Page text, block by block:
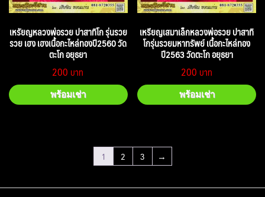
เหรัยญหลวงพ่อรวย ปาสาทิโก รุ่นรวย
รวย เฮง เฮงเนื้อกะไหล่ทองปี2560 วัด
ตะโก อยุธยา
200
พร้อมเช่า
เหรียญเสมาเล็กหลวงพ่อรวย ปาสาทิ
โกรุ่นรวยมหาทรัพย์ เนื้อกะไหล่ทอง
ปี2563 วัดตะโก อยุธยา
200
พร้อมเช่า
1 2 3 →